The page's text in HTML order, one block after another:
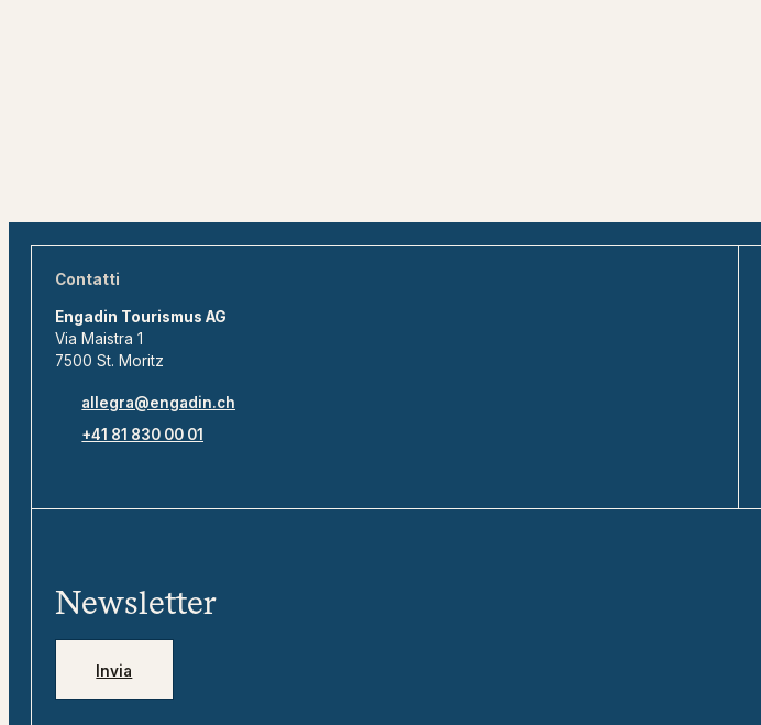
Contatti
Engadin Tourismus AG
Via Maistra 1
7500 St. Moritz
allegra@engadin.ch
+41 81 830 00 01
Newsletter
Invia